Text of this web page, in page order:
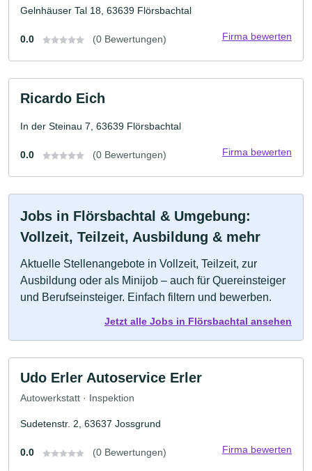
Gelnhäuser Tal 18, 63639 Flörsbachtal
0.0 (0 Bewertungen) Firma bewerten
Ricardo Eich
In der Steinau 7, 63639 Flörsbachtal
0.0 (0 Bewertungen) Firma bewerten
Jobs in Flörsbachtal & Umgebung:
Vollzeit, Teilzeit, Ausbildung & mehr
Aktuelle Stellenangebote in Vollzeit, Teilzeit, zur
Ausbildung oder als Minijob – auch für Quereinsteiger
und Berufseinsteiger. Einfach filtern und bewerben.
Jetzt alle Jobs in Flörsbachtal ansehen
Udo Erler Autoservice Erler
Autowerkstatt · Inspektion
Sudetenstr. 2, 63637 Jossgrund
0.0 (0 Bewertungen) Firma bewerten